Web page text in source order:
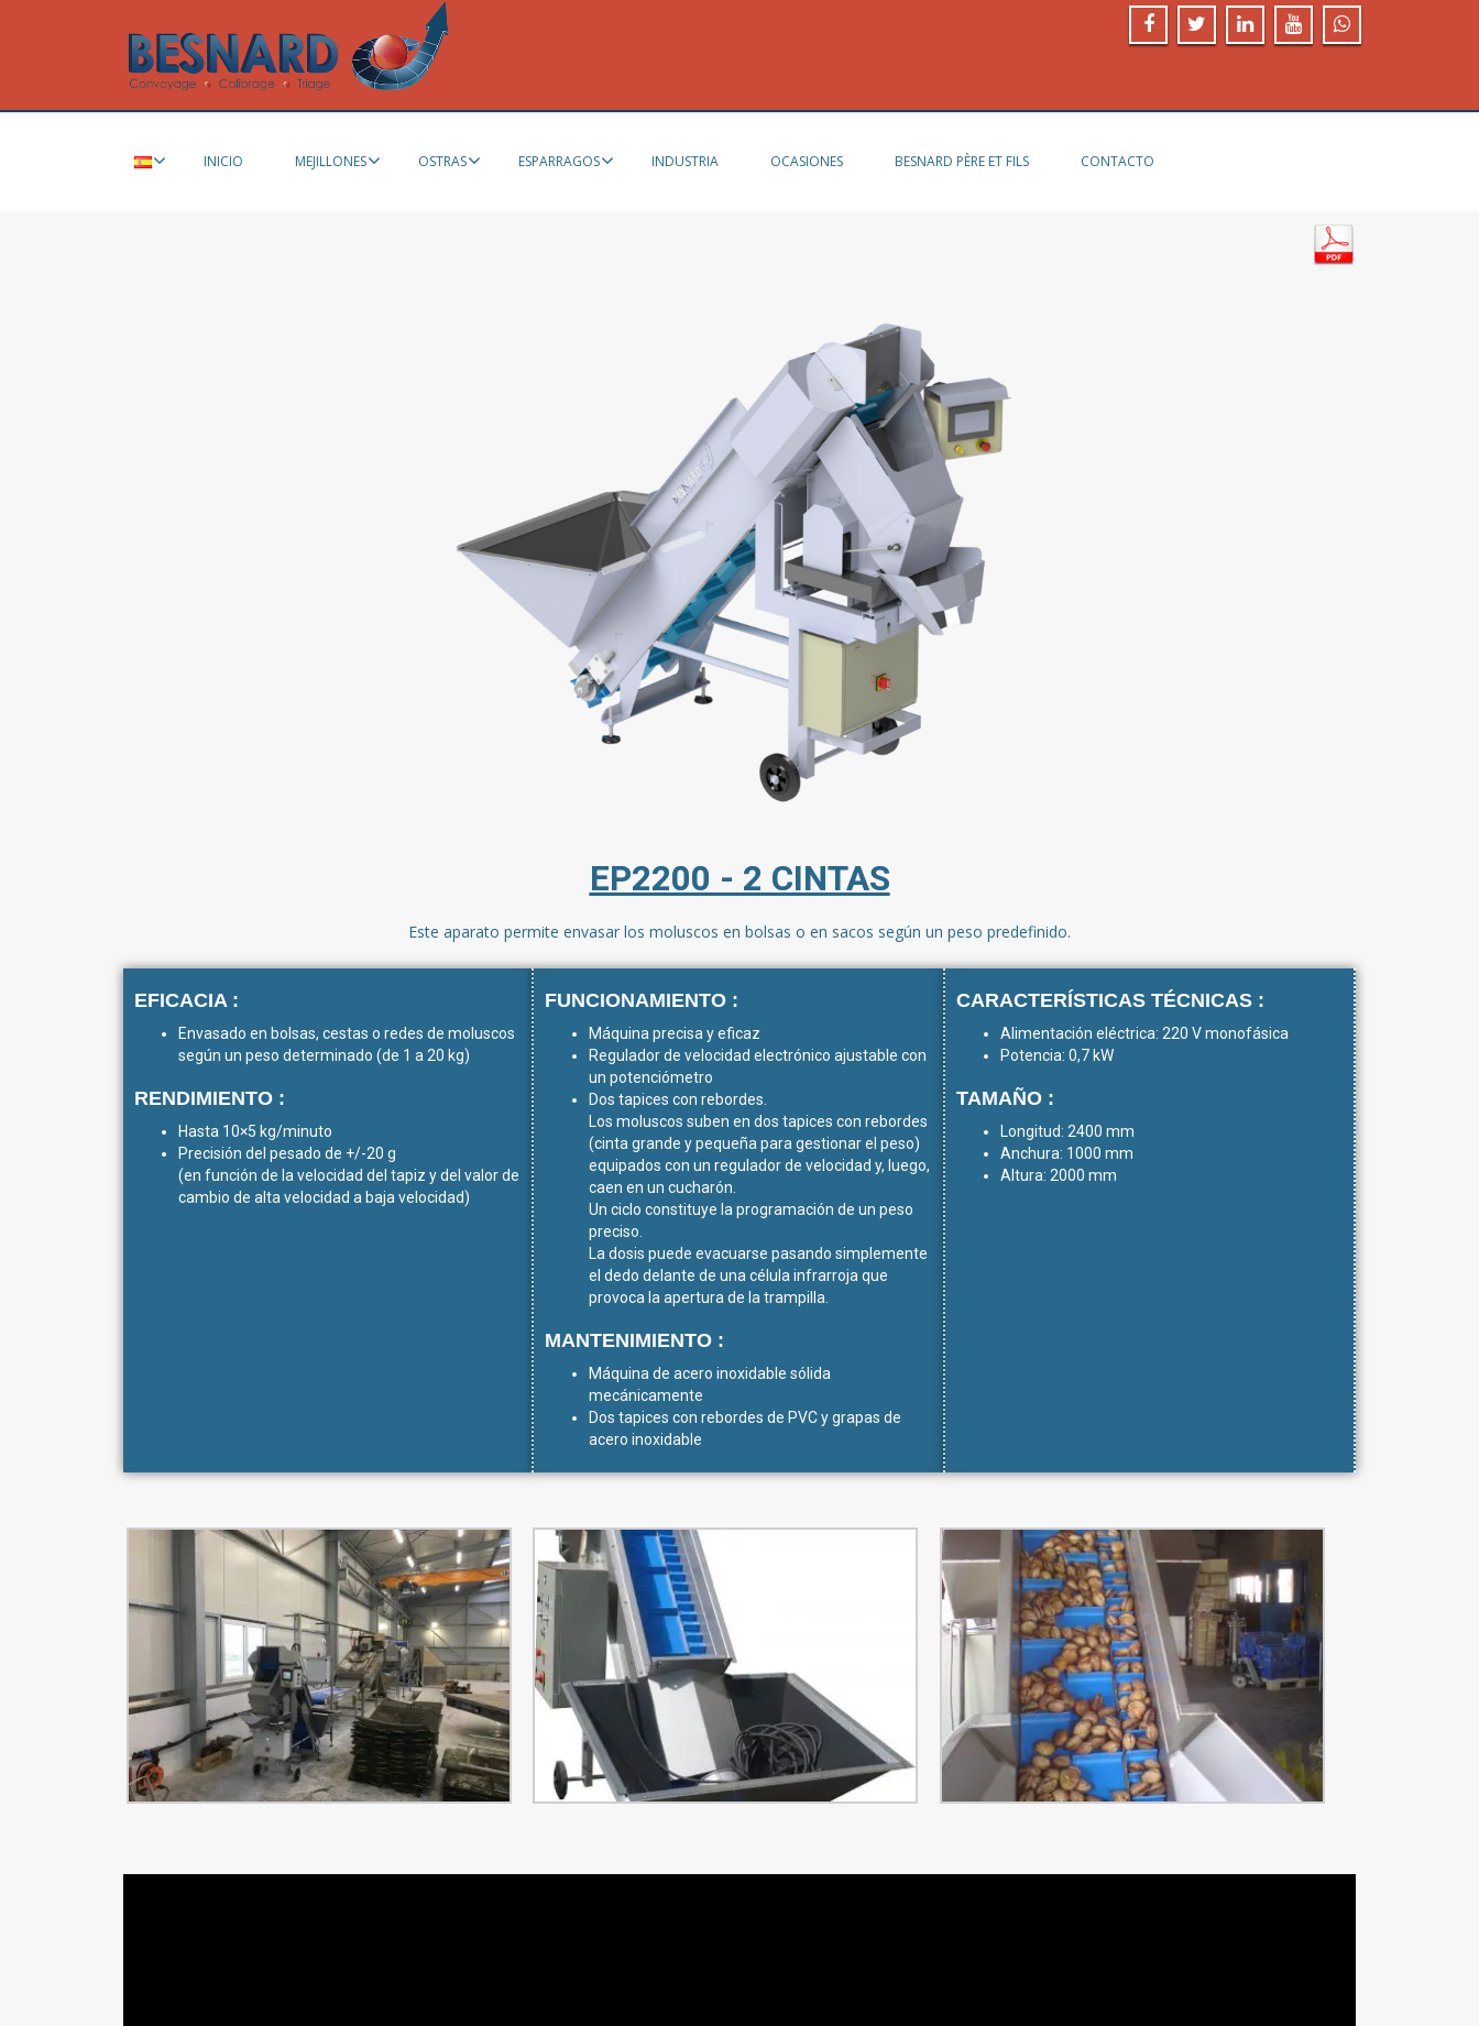
INICIO MEJILLONES OSTRAS ESPARRAGOS INDUSTRIA OCASIONES BESNARD PÈRE ET FILS CONTACTO
EP2200 - 2 CINTAS
Este aparato permite envasar los moluscos en bolsas o en sacos según un peso predefinido.
EFICACIA :
Envasado en bolsas, cestas o redes de moluscos
según un peso determinado (de 1 a 20 kg)
RENDIMIENTO :
Hasta 10×5 kg/minuto
Precisión del pesado de +/-20 g
(en función de la velocidad del tapiz y del valor de
cambio de alta velocidad a baja velocidad)
FUNCIONAMIENTO :
Máquina precisa y eficaz
Regulador de velocidad electrónico ajustable con
un potenciómetro
Dos tapices con rebordes.
Los moluscos suben en dos tapices con rebordes
(cinta grande y pequeña para gestionar el peso)
equipados con un regulador de velocidad y, luego,
caen en un cucharón.
Un ciclo constituye la programación de un peso
preciso.
La dosis puede evacuarse pasando simplemente
el dedo delante de una célula infrarroja que
provoca la apertura de la trampilla.
MANTENIMIENTO :
Máquina de acero inoxidable sólida
mecánicamente
Dos tapices con rebordes de PVC y grapas de
acero inoxidable
CARACTERÍSTICAS TÉCNICAS :
Alimentación eléctrica: 220 V monofásica
Potencia: 0,7 kW
TAMAÑO :
Longitud: 2400 mm
Anchura: 1000 mm
Altura: 2000 mm